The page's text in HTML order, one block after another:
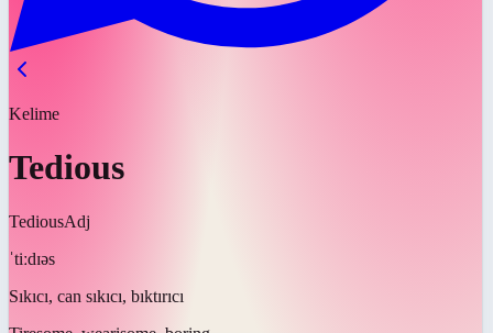
Kelime
Tedious
TediousAdj
ˈtiːdɪəs
Sıkıcı, can sıkıcı, bıktırıcı